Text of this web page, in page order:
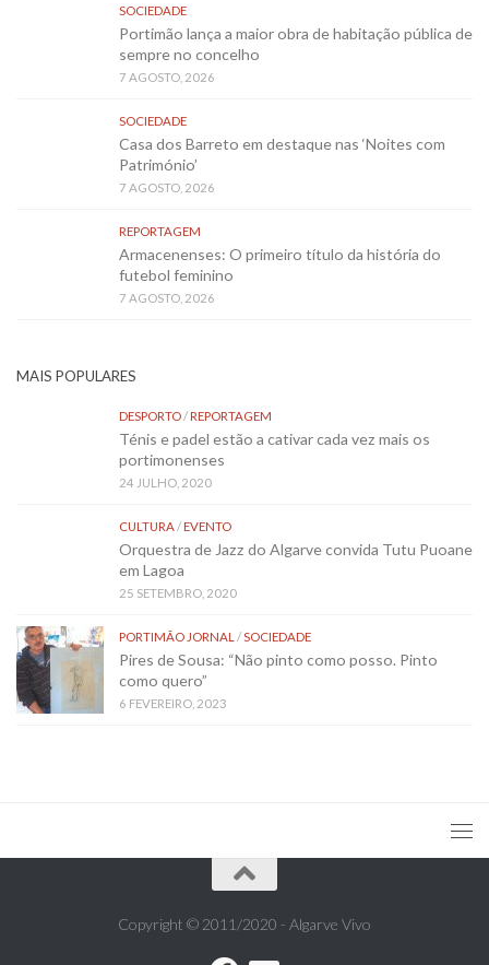
SOCIEDADE
Portimão lança a maior obra de habitação pública de
sempre no concelho
7 AGOSTO, 2026
SOCIEDADE
Casa dos Barreto em destaque nas ‘Noites com
Património’
7 AGOSTO, 2026
REPORTAGEM
Armacenenses: O primeiro título da história do
futebol feminino
7 AGOSTO, 2026
MAIS POPULARES
DESPORTO/REPORTAGEM
Ténis e padel estão a cativar cada vez mais os
portimonenses
24 JULHO, 2020
CULTURA/EVENTO
Orquestra de Jazz do Algarve convida Tutu Puoane
em Lagoa
25 SETEMBRO, 2020
PORTIMÃO JORNAL /SOCIEDADE
Pires de Sousa: “Não pinto como posso. Pinto
como quero”
6 FEVEREIRO, 2023
Copyright © 2011/2020 - Algarve Vivo